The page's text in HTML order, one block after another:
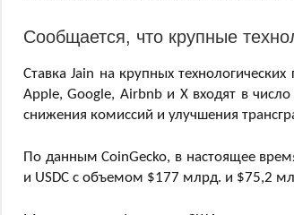
Сообщается, что крупные
Ставка Jain на крупных
Apple, Google, Airbnb и X входят в
снижения комиссий и улучшения
По данным CoinGecko, в настоящее
и USDC с объемом $177 млрд. и $75,2